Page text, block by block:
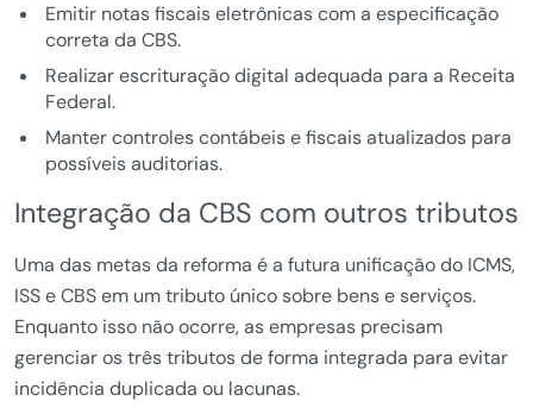
Emitir notas fiscais eletrônicas com a especificação
correta da CBS.
Realizar escrituração digital adequada para a Receita
Federal.
Manter controles contábeis e fiscais atualizados para
possíveis auditorias.
Integração da CBS com outros tributos
Uma das metas da reforma é a futura unificação do ICMS,
ISS e CBS em um tributo único sobre bens e serviços.
Enquanto isso não ocorre, as empresas precisam
gerenciar os três tributos de forma integrada para evitar
incidência duplicada ou lacunas.